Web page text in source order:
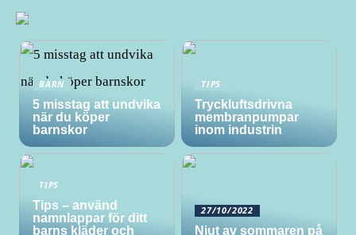
BARN
5 misstag att undvika
när du köper
barnskor
TIPS
Tryckluftsdrivna
membranpumpar
inom industrin
TIPS
Tips – använd
namnlappar för ditt
barns kläder och
27/10/2022
Njut av sommaren på